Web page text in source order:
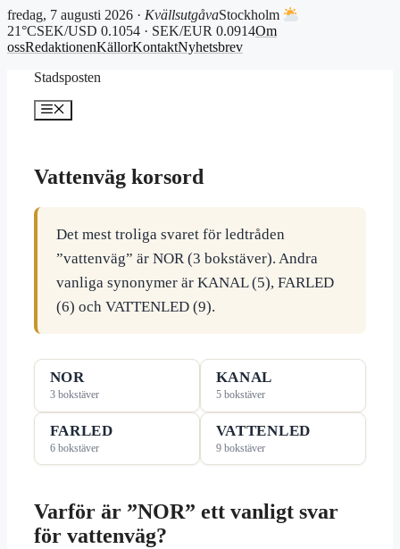
fredag, 7 augusti 2026 · KvällsutgåvaStockholm
21°CSEK/USD 0.1054 · SEK/EUR 0.0914Om
ossRedaktionenKällorKontaktNyhetsbrev
Stadsposten
Meny
Vattenväg korsord
Det mest troliga svaret för ledtråden
”vattenväg” är NOR (3 bokstäver). Andra
vanliga synonymer är KANAL (5), FARLED
(6) och VATTENLED (9).
NOR
3 bokstäver
KANAL
5 bokstäver
FARLED
6 bokstäver
VATTENLED
9 bokstäver
Varför är ”NOR” ett vanligt svar
för vattenväg?